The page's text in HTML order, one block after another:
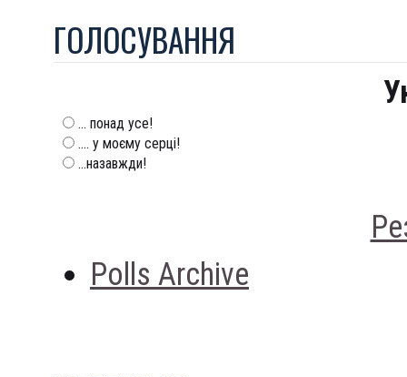
ГОЛОСУВАННЯ
... понад усе!
.... у моєму серці!
...назавжди!
Polls Archive